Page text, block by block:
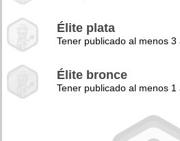
Élite plata
Tener publicado al menos
Élite bronce
Tener publicado al menos 1